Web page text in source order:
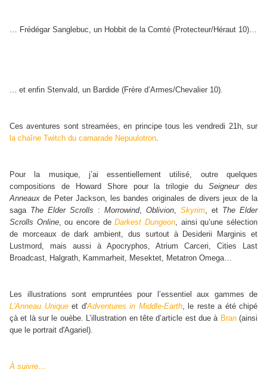
… Frédégar Sanglebuc, un Hobbit de la Comté (Protecteur/Héraut 10)…
... et enfin Stenvald, un Bardide (Frère d’Armes/Chevalier 10).
Ces aventures sont streamées, en principe tous les vendredi 21h, sur
la chaîne Twitch du camarade Nepuulotron.
Pour la musique, j’ai essentiellement utilisé, outre quelques
compositions de Howard Shore pour la trilogie duSeigneur des
Anneaux de Peter Jackson, les bandes originales de divers jeux de la
saga The Elder Scrolls : Morrowind, Oblivion, Skyrim, et The Elder
Scrolls Online, ou encore deDarkest Dungeon, ainsi qu’une sélection
de morceaux de dark ambient, dus surtout à Desiderii Marginis et
Lustmord, mais aussi à Apocryphos, Atrium Carceri, Cities Last
Broadcast, Halgrath, Kammarheit, Mesektet, Metatron Omega…
Les illustrations sont empruntées pour l’essentiel aux gammes de
L'Anneau Uniqueet d'Adventures in Middle-Earth, le reste a été chipé
çà et là sur le ouèbe. L’illustration en tête d’article est due à Bran(ainsi
que le portrait d'Agariel).
À suivre…